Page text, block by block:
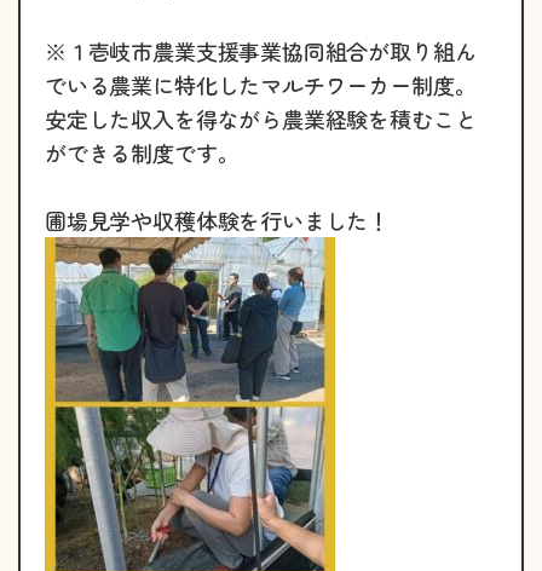
※１壱岐市農業支援事業協同組合が取り組ん
でいる農業に特化したマルチワーカー制度。
安定した収入を得ながら農業経験を積むこと
ができる制度です。
圃場見学や収穫体験を行いました！